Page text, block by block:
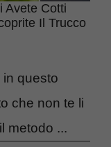
Avete Cotti
Il Trucco
questo
che non te li
metodo ...